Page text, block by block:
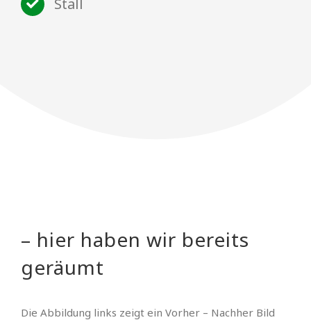
Stall
– hier haben wir bereits
geräumt
Die Abbildung links zeigt ein Vorher – Nachher Bild